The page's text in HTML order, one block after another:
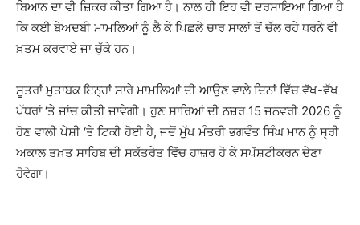
ਬਿਆਨ ਦਾ ਵੀ ਜ਼ਿਕਰ ਕੀਤਾ ਗਿਆ ਹੈ। ਨਾਲ ਹੀ ਇਹ ਵੀ ਦਰਸਾਇਆ ਗਿਆ ਹੈ
ਕਿ ਕਈ ਬੇਅਦਬੀ ਮਾਮਲਿਆਂ ਨੂੰ ਲੈ ਕੇ ਪਿਛਲੇ ਚਾਰ ਸਾਲਾਂ ਤੋਂ ਚੱਲ ਰਹੇ ਧਰਨੇ ਵੀ
ਖ਼ਤਮ ਕਰਵਾਏ ਜਾ ਚੁੱਕੇ ਹਨ।
ਸੂਤਰਾਂ ਮੁਤਾਬਕ ਇਨ੍ਹਾਂ ਸਾਰੇ ਮਾਮਲਿਆਂ ਦੀ ਆਉਣ ਵਾਲੇ ਦਿਨਾਂ ਵਿੱਚ ਵੱਖ-ਵੱਖ
ਪੱਧਰਾਂ ‘ਤੇ ਜਾਂਚ ਕੀਤੀ ਜਾਵੇਗੀ। ਹੁਣ ਸਾਰਿਆਂ ਦੀ ਨਜ਼ਰ 15 ਜਨਵਰੀ 2026 ਨੂੰ
ਹੋਣ ਵਾਲੀ ਪੇਸ਼ੀ ‘ਤੇ ਟਿਕੀ ਹੋਈ ਹੈ, ਜਦੋਂ ਮੁੱਖ ਮੰਤਰੀ ਭਗਵੰਤ ਸਿੰਘ ਮਾਨ ਨੂੰ ਸ੍ਰੀ
ਅਕਾਲ ਤਖ਼ਤ ਸਾਹਿਬ ਦੀ ਸਕੱਤਰੇਤ ਵਿੱਚ ਹਾਜ਼ਰ ਹੋ ਕੇ ਸਪੱਸ਼ਟੀਕਰਨ ਦੇਣਾ
ਹੋਵੇਗਾ।